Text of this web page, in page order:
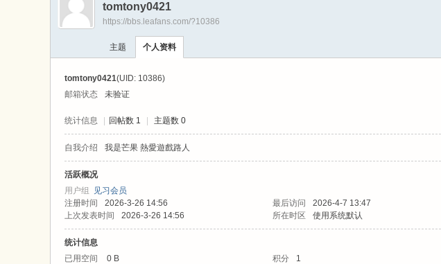
tomtony0421
https://bbs.leafans.com/?10386
主题 个人资料
tomtony0421(UID: 10386)
邮箱状态
未验证
统计信息 回帖数 1 主题数 0
自我介绍 我是芒果 熱愛遊戲路人
活跃概况
用户组
见习会员
注册时间
2026-3-26 14:56 最后访问 2026-4-7 13:47
上次发表时间
2026-3-26 14:56 所在时区 使用系统默认
统计信息
已用空间
0 B 积分 1